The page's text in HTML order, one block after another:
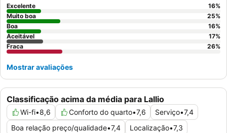
os hóspedes recomendam solicitar um quarto virado para o lado
oposto da estrada principal.
Classificação acima da média para Lallio
Wi-fi•8,6 Conforto do quarto•7,6 Serviço•7,4
Boa relação preço/qualidade•7,4 Localização•7,3
Excelente 16%
Muito boa
25%
Boa
16%
Aceitável
17%
Fraca
26%
Mostrar avaliações